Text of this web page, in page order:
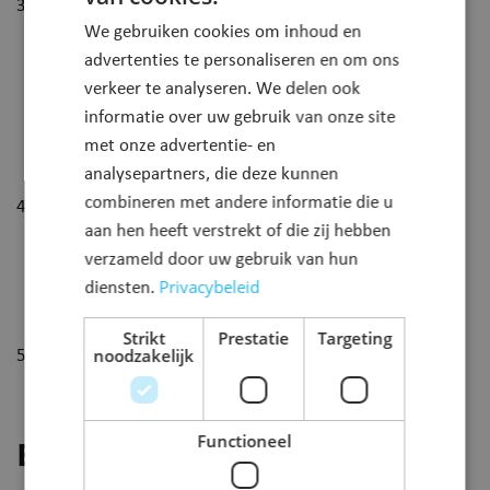
Start je rit
Schakel bluetooth in op je smartphone.
Neem sleutel uit dashboardkastje.
Koppel auto los van laadpaal.
Controleer op schade.
Je kunt vertrekken!
Stop je rit
Breng auto terug naar locatie.
Koppel auto terug aan laadpaal.
Stop sleutel terug in dashboardkastje.
Vergrendel auto via app.
Afrekening
Ontvang via mail je overzicht.
De betaling gebeurt automatisch via je betaalkaart.
Bedrag
We gebruiken cookies om inhoud en
advertenties te personaliseren en om ons
verkeer te analyseren. We delen ook
informatie over uw gebruik van onze site
met onze advertentie- en
analysepartners, die deze kunnen
combineren met andere informatie die u
aan hen heeft verstrekt of die zij hebben
verzameld door uw gebruik van hun
diensten. Privacybeleid
Strikt
noodzakelijk
Prestatie Targeting
Functioneel